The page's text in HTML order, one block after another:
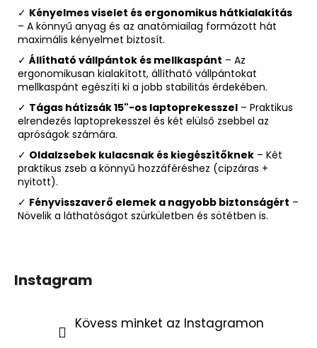
✓ Kényelmes viselet és ergonomikus hátkialakítás
– A könnyű anyag és az anatómiailag formázott hát
maximális kényelmet biztosít.
✓ Állítható vállpántok és mellkaspánt – Az
ergonomikusan kialakított, állítható vállpántokat
mellkaspánt egészíti ki a jobb stabilitás érdekében.
✓ Tágas hátizsák 15"-os laptoprekesszel – Praktikus
elrendezés laptoprekesszel és két elülső zsebbel az
apróságok számára.
✓ Oldalzsebek kulacsnak és kiegészítőknek – Két
praktikus zseb a könnyű hozzáféréshez (cipzáras +
nyitott).
✓ Fényvisszaverő elemek a nagyobb biztonságért –
Növelik a láthatóságot szürkületben és sötétben is.
Instagram
Kövess minket az Instagramon